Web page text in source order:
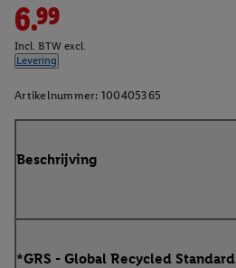
6.99
Incl. BTW excl.
Levering
Artikelnummer: 100405365
Beschrijving
*GRS - Global Recycled Standard